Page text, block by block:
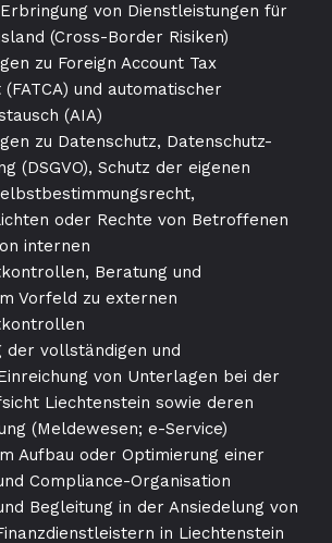
von Dienstleistungen für
(Cross-Border Risiken)
zu Foreign Account Tax
und automatischer
(AIA)
zu Datenschutz, Datenschutz-
(DSGVO), Schutz der eigenen
oder Rechte von Betroffenen
internen
Beratung und
Vorfeld zu externen
der vollständigen und
von Unterlagen bei der
Liechtenstein sowie deren
(Meldewesen; e-Service)
Aufbau oder Optimierung einer
Compliance-Organisation
Begleitung in der Ansiedelung von
in Liechtenstein